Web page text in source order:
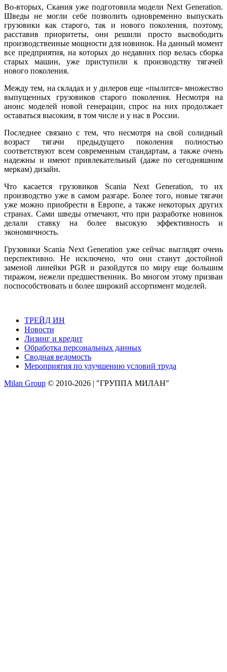
Во-вторых, Скания уже подготовила модели Next Generation.
Шведы не могли себе позволить одновременно выпускать
грузовики как старого, так и нового поколения, поэтому,
расставив приоритеты, они решили просто высвободить
производственные мощности для новинок. На данный момент
все предприятия, на которых до недавних пор велась сборка
старых машин, уже приступили к производству тягачей
нового поколения.
Между тем, на складах и у дилеров еще «пылится» множество
выпущенных грузовиков старого поколения. Несмотря на
анонс моделей новой генерации, спрос на них продолжает
оставаться высоким, в том числе и у нас в России.
Последнее связано с тем, что несмотря на свой солидный
возраст тягачи предыдущего поколения полностью
соответствуют всем современным стандартам, а также очень
надежны и имеют привлекательный (даже по сегодняшним
меркам) дизайн.
Что касается грузовиков Scania Next Generation, то их
производство уже в самом разгаре. Более того, новые тягачи
уже можно приобрести в Европе, а также некоторых других
странах. Сами шведы отмечают, что при разработке новинок
делали ставку на более высокую эффективность и
экономичность.
Грузовики Scania Next Generation уже сейчас выглядят очень
перспективно. Не исключено, что они станут достойной
заменой линейки PGR и разойдутся по миру еще большим
тиражом, нежели предшественник. Во многом этому призван
поспособствовать и более широкий ассортимент моделей.
ТРЕЙД ИН
Новости
Лизинг и кредит
Обработка персональных данных
Сводная ведомость
Мероприятия по улучшению условий труда
Milan Group © 2010-2026 | "ГРУППА МИЛАН"